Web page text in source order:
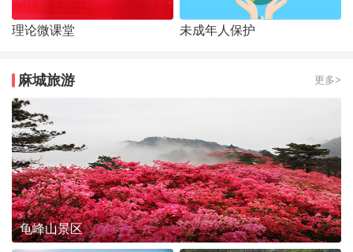
理论微课堂 未成年人保护
麻城旅游 更多>
龟峰山景区